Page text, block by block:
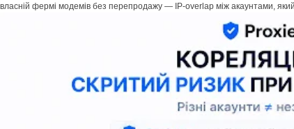
власній фермі модемів без перепродажу — IP-overlap між акаунтами,